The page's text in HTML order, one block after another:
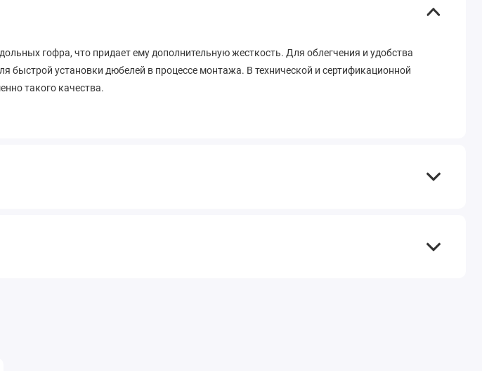
гофра, что придает ему дополнительную жесткость. Для облегчения и удобства
установки дюбелей в процессе монтажа. В технической и сертификационной
такого качества.